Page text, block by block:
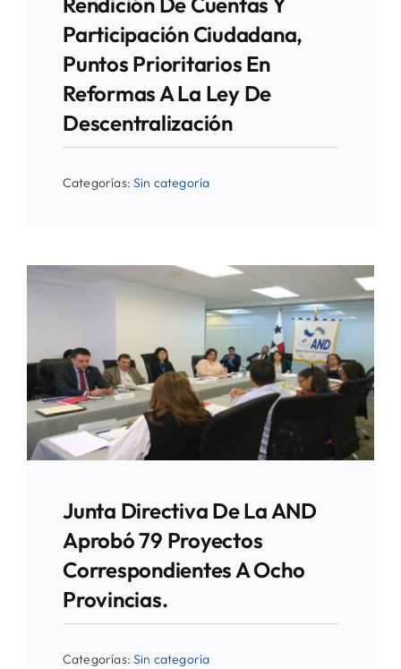
Participación Ciudadana,
Puntos Prioritarios En
Reformas A La Ley De
Descentralización
Categorías:Sin categoría
Junta Directiva De La AND
Aprobó 79 Proyectos
Correspondientes A Ocho
Provincias.
Categorías:Sin categoría